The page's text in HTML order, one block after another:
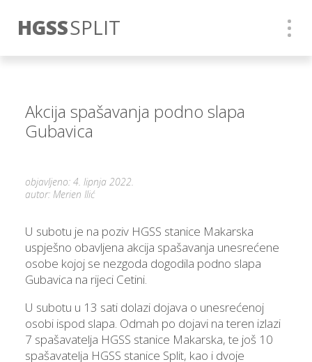
HGSSSPLIT
Akcija spašavanja podno slapa
Gubavica
objavljeno: 4. lipnja 2022.
autor: Merien Ilić
U subotu je na poziv HGSS stanice Makarska
uspješno obavljena akcija spašavanja unesrećene
osobe kojoj se nezgoda dogodila podno slapa
Gubavica na rijeci Cetini.
U subotu u 13 sati dolazi dojava o unesrećenoj
osobi ispod slapa. Odmah po dojavi na teren izlazi
7 spašavatelja HGSS stanice Makarska, te još 10
spašavatelja HGSS stanice Split, kao i dvoje